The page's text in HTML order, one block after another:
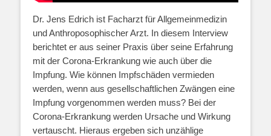
Dr. Jens Edrich ist Facharzt für Allgemeinmedizin
und Anthroposophischer Arzt. In diesem Interview
berichtet er aus seiner Praxis über seine Erfahrung
mit der Corona-Erkrankung wie auch über die
Impfung. Wie können Impfschäden vermieden
werden, wenn aus gesellschaftlichen Zwängen eine
Impfung vorgenommen werden muss? Bei der
Corona-Erkrankung werden Ursache und Wirkung
vertauscht. Hieraus ergeben sich unzählige